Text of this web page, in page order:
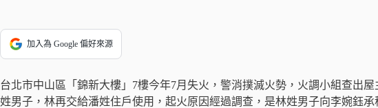
加入為 Google 偏好來源
台北市中山區「錦新大樓」7樓今年7月失火，警消撲滅火勢，火調小組查出
姓男子，林再交給潘姓住戶使用，起火原因經過調查，是林姓男子向李婉鈺